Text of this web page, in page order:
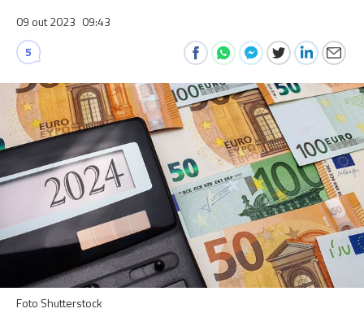
09 out 2023 09:43
5
Foto Shutterstock